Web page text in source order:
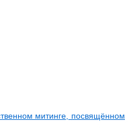
митинге, посвящённом